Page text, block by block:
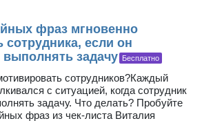
фраз мгновенно
сотрудника, если он
выполнять задачу Бесплатно
сотрудников?Каждый
с ситуацией, когда сотрудник
задачу. Что делать? Пробуйте
фраз из чек-листа Виталия